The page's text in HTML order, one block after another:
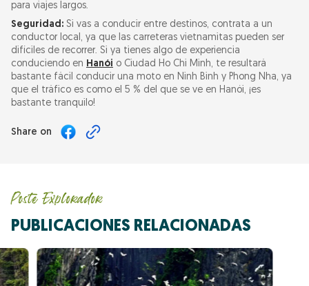
para viajes largos.
Seguridad: Si vas a conducir entre destinos, contrata a un
conductor local, ya que las carreteras vietnamitas pueden ser
difíciles de recorrer. Si ya tienes algo de experiencia
conduciendo en Hanói o Ciudad Ho Chi Minh, te resultará
bastante fácil conducir una moto en Ninh Binh y Phong Nha, ya
que el tráfico es como el 5 % del que se ve en Hanói, ¡es
bastante tranquilo!
Share on
Poste Explorador
PUBLICACIONES RELACIONADAS